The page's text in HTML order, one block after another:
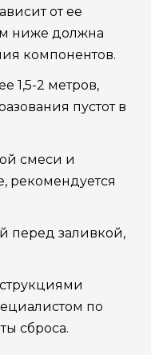
от ее
ниже должна
компонентов.
1,5-2 метров,
пустот в
смеси и
рекомендуется
перед заливкой,
по
сброса.